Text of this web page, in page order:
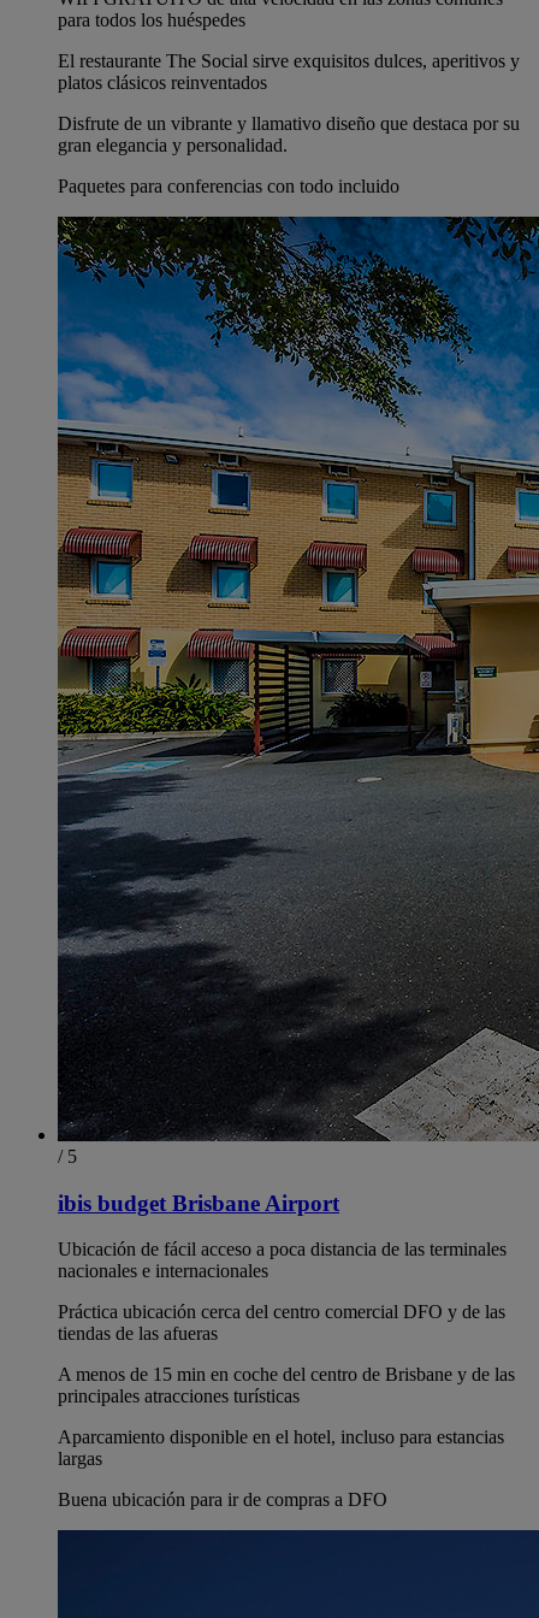
para todos los huéspedes
El restaurante The Social sirve exquisitos dulces, aperitivos y
platos clásicos reinventados
Disfrute de un vibrante y llamativo diseño que destaca por su
gran elegancia y personalidad.
Paquetes para conferencias con todo incluido
/ 5
ibis budget Brisbane Airport
Ubicación de fácil acceso a poca distancia de las terminales
nacionales e internacionales
Práctica ubicación cerca del centro comercial DFO y de las
tiendas de las afueras
A menos de 15 min en coche del centro de Brisbane y de las
principales atracciones turísticas
Aparcamiento disponible en el hotel, incluso para estancias
largas
Buena ubicación para ir de compras a DFO